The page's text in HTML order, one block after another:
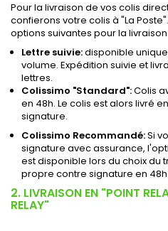
Pour la livraison de vos colis
confierons votre colis à "La
options suivantes pour la
Lettre suivie:disponible
volume. Expédition suivie et
lettres.
Colissimo "Standard":Colis
en 48h. Le colis est alors livré
signature.
Colissimo Recommandé:Si
signature avec assurance,
est disponible lors du choix du
propre contre signature en 48h
2. LIVRAISON EN "POINT
RELAY"